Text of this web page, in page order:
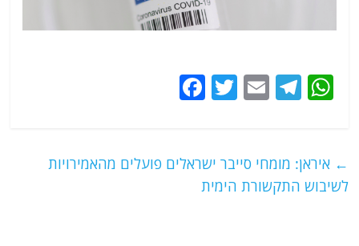
W
s
A
T
g
ra
E
l
T
er
e ← איראן: מומחי סייבר ישראלים פועלים מהאמירויות
לשיבוש התקשורת הימית